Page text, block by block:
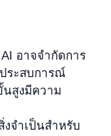
อาจจำกัดการ
ระสบการณ์
สูงมีความ
งจำเป็นสำหรับ